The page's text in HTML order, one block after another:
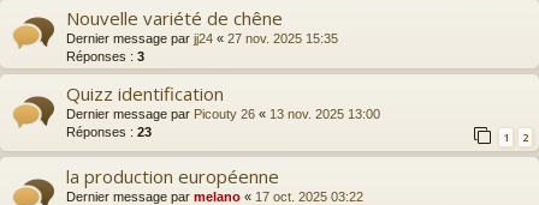
Nouvelle variété de chêne
Dernier message par jj24 « 27 nov. 2025 15:35
Réponses : 3
Quizz identification
Dernier message par Picouty 26 « 13 nov. 2025 13:00
Réponses : 23 1 2
la production européenne
Dernier message par melano « 17 oct. 2025 03:22